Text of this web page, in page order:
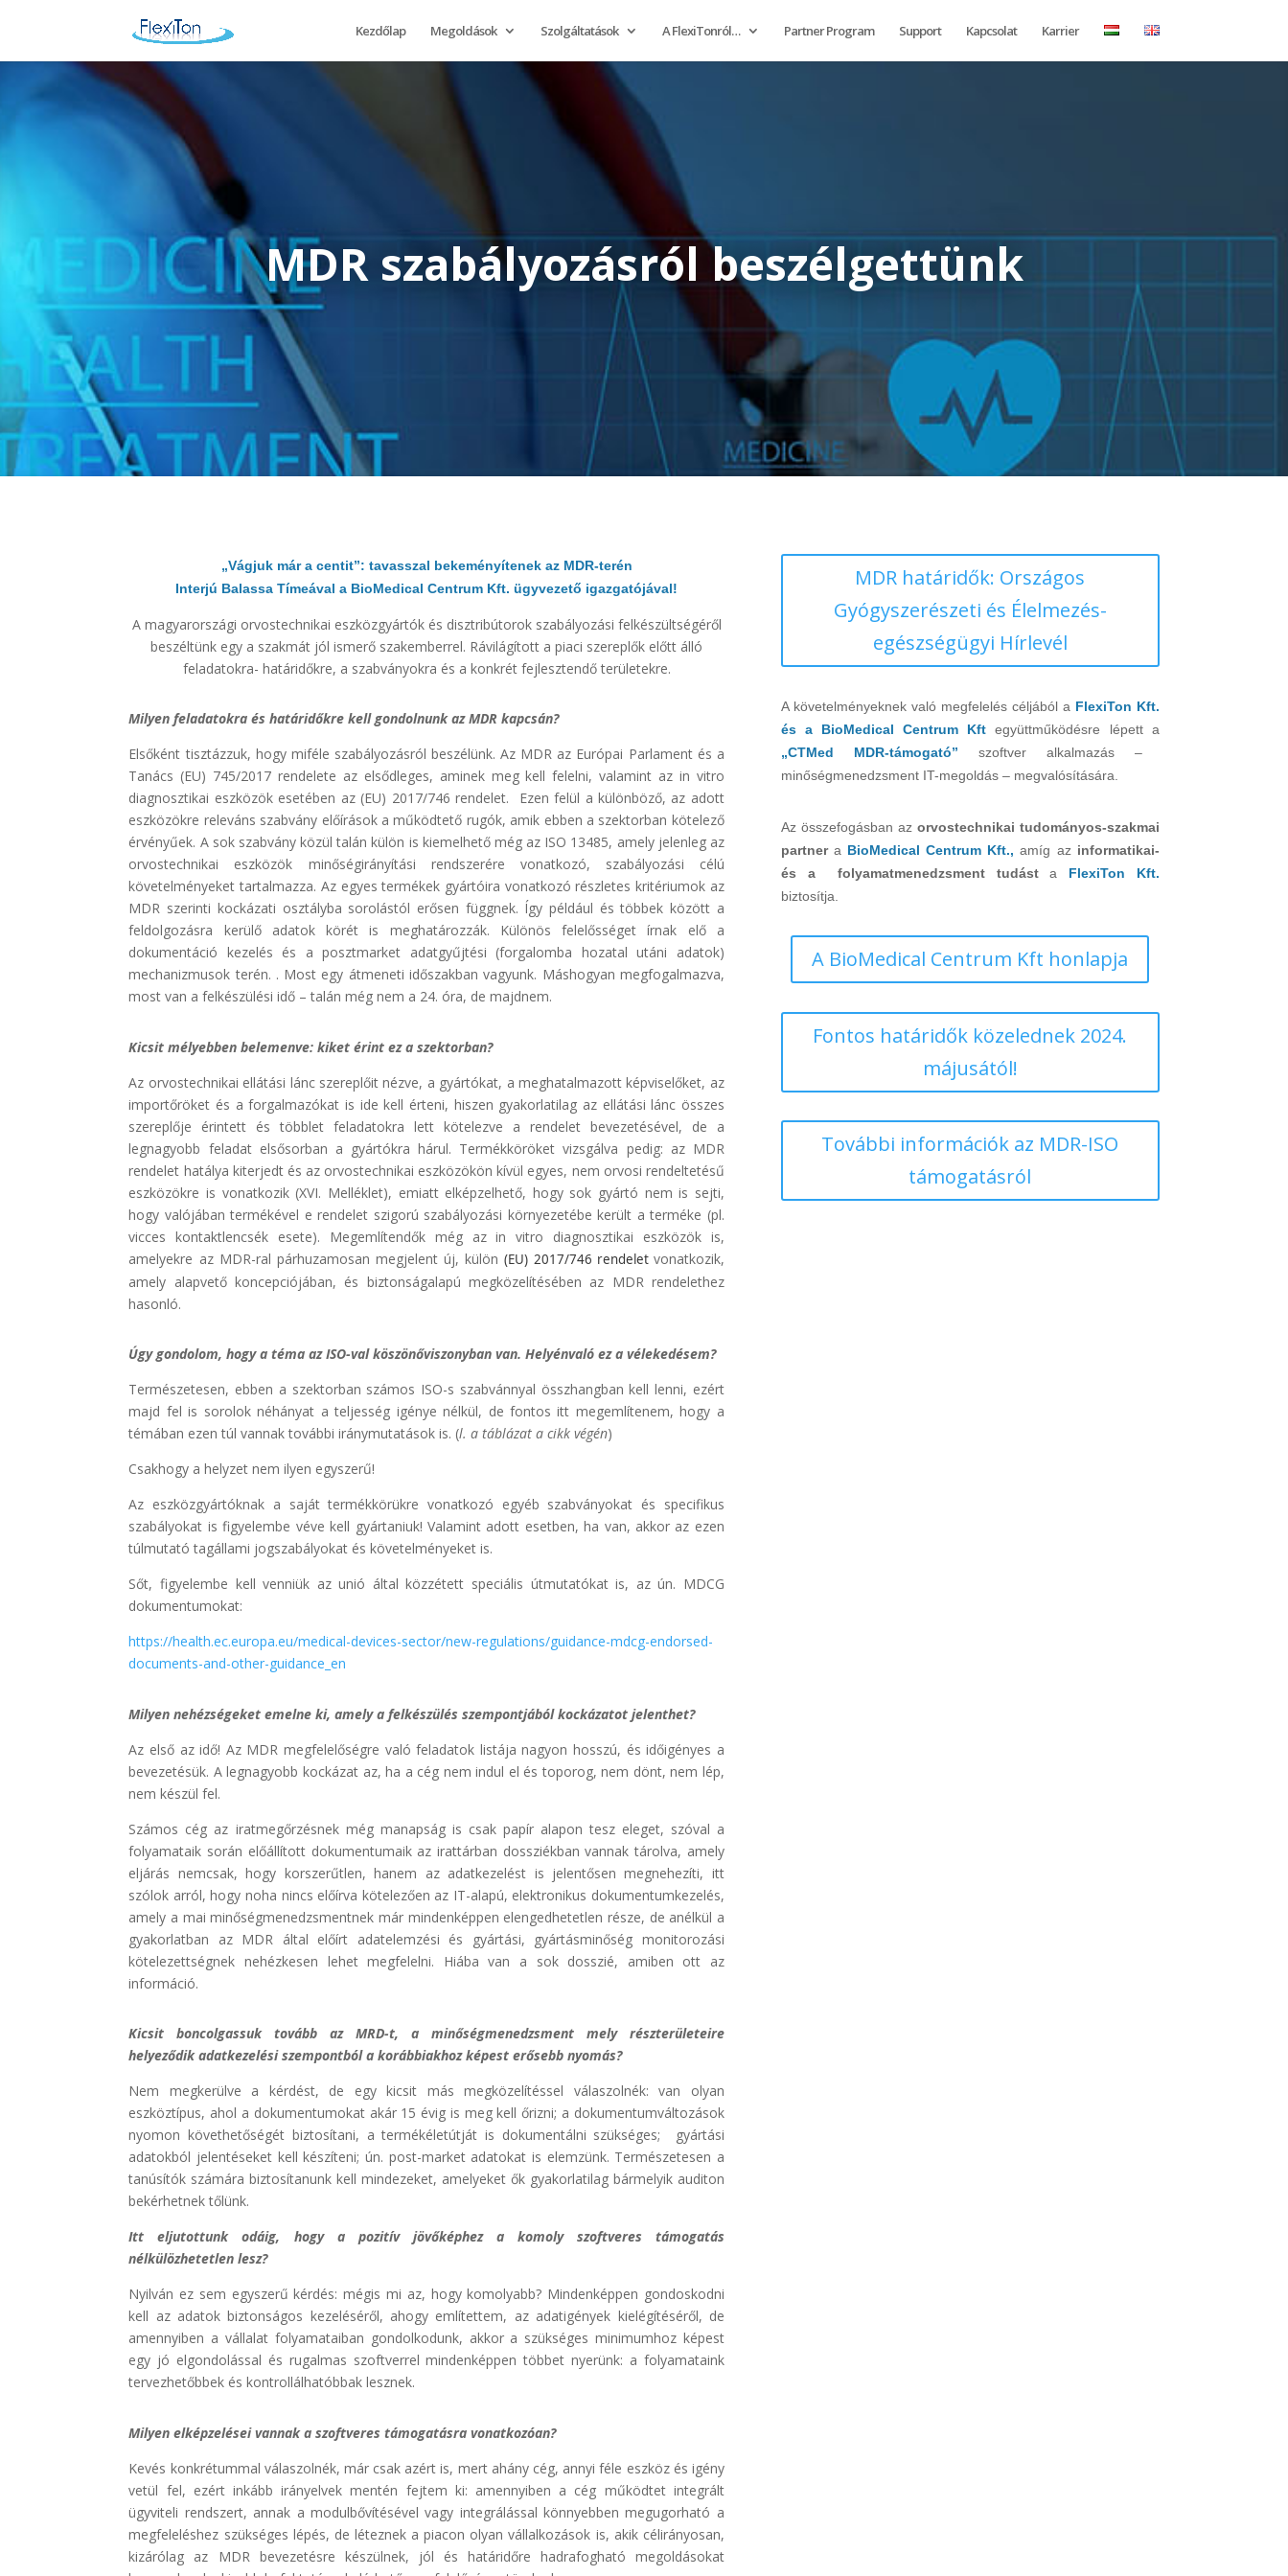
Kezdőlap Megoldások Szolgáltatások A FlexiTonról… Partner Program Support Kapcsolat Karrier
MDR szabályozásról beszélgettünk
„Vágjuk már a centit”: tavasszal bekeményítenek az MDR-terén
Interjú Balassa Tímeával a BioMedical Centrum Kft. ügyvezető igazgatójával!
A magyarországi orvostechnikai eszközgyártók és disztribútorok szabályozási felkészültségéről
beszéltünk egy a szakmát jól ismerő szakemberrel. Rávilágított a piaci szereplők előtt álló
feladatokra- határidőkre, a szabványokra és a konkrét fejlesztendő területekre.
Milyen feladatokra és határidőkre kell gondolnunk az MDR kapcsán?
Elsőként tisztázzuk, hogy miféle szabályozásról beszélünk. Az MDR az Európai Parlament és a
Tanács (EU) 745/2017 rendelete az elsődleges, aminek meg kell felelni, valamint az in vitro
diagnosztikai eszközök esetében az (EU) 2017/746 rendelet. Ezen felül a különböző, az adott
eszközökre releváns szabvány előírások a működtető rugók, amik ebben a szektorban kötelező
érvényűek. A sok szabvány közül talán külön is kiemelhető még az ISO 13485, amely jelenleg az
orvostechnikai eszközök minőségirányítási rendszerére vonatkozó, szabályozási célú
követelményeket tartalmazza. Az egyes termékek gyártóira vonatkozó részletes kritériumok az
MDR szerinti kockázati osztályba sorolástól erősen függnek. Így például és többek között a
feldolgozásra kerülő adatok körét is meghatározzák. Különös felelősséget írnak elő a
dokumentáció kezelés és a posztmarket adatgyűjtési (forgalomba hozatal utáni adatok)
mechanizmusok terén. . Most egy átmeneti időszakban vagyunk. Máshogyan megfogalmazva,
most van a felkészülési idő – talán még nem a 24. óra, de majdnem.
Kicsit mélyebben belemenve: kiket érint ez a szektorban?
Az orvostechnikai ellátási lánc szereplőit nézve, a gyártókat, a meghatalmazott képviselőket, az
importőröket és a forgalmazókat is ide kell érteni, hiszen gyakorlatilag az ellátási lánc összes
szereplője érintett és többlet feladatokra lett kötelezve a rendelet bevezetésével, de a
legnagyobb feladat elsősorban a gyártókra hárul. Termékköröket vizsgálva pedig: az MDR
rendelet hatálya kiterjedt és az orvostechnikai eszközökön kívül egyes, nem orvosi rendeltetésű
eszközökre is vonatkozik (XVI. Melléklet), emiatt elképzelhető, hogy sok gyártó nem is sejti,
hogy valójában termékével e rendelet szigorú szabályozási környezetébe került a terméke (pl.
vicces kontaktlencsék esete). Megemlítendők még az in vitro diagnosztikai eszközök is,
amelyekre az MDR-ral párhuzamosan megjelent új, külön(EU) 2017/746 rendelet vonatkozik,
amely alapvető koncepciójában, és biztonságalapú megközelítésében az MDR rendelethez
hasonló.
Úgy gondolom, hogy a téma az ISO-val köszönőviszonyban van. Helyénvaló ez a vélekedésem?
Természetesen, ebben a szektorban számos ISO-s szabvánnyal összhangban kell lenni, ezért
majd fel is sorolok néhányat a teljesség igénye nélkül, de fontos itt megemlítenem, hogy a
témában ezen túl vannak további iránymutatások is. (l. a táblázat a cikk végén)
Csakhogy a helyzet nem ilyen egyszerű!
Az eszközgyártóknak a saját termékkörükre vonatkozó egyéb szabványokat és specifikus
szabályokat is figyelembe véve kell gyártaniuk! Valamint adott esetben, ha van, akkor az ezen
túlmutató tagállami jogszabályokat és követelményeket is.
Sőt, figyelembe kell venniük az unió által közzétett speciális útmutatókat is, az ún. MDCG
dokumentumokat:
https://health.ec.europa.eu/medical-devices-sector/new-regulations/guidance-mdcg-endorsed-
documents-and-other-guidance_en
Milyen nehézségeket emelne ki, amely a felkészülés szempontjából kockázatot jelenthet?
Az első az idő! Az MDR megfelelőségre való feladatok listája nagyon hosszú, és időigényes a
bevezetésük. A legnagyobb kockázat az, ha a cég nem indul el és toporog, nem dönt, nem lép,
nem készül fel.
Számos cég az iratmegőrzésnek még manapság is csak papír alapon tesz eleget, szóval a
folyamataik során előállított dokumentumaik az irattárban dossziékban vannak tárolva, amely
eljárás nemcsak, hogy korszerűtlen, hanem az adatkezelést is jelentősen megnehezíti, itt
szólok arról, hogy noha nincs előírva kötelezően az IT-alapú, elektronikus dokumentumkezelés,
amely a mai minőségmenedzsmentnek már mindenképpen elengedhetetlen része, de anélkül a
gyakorlatban az MDR által előírt adatelemzési és gyártási, gyártásminőség monitorozási
kötelezettségnek nehézkesen lehet megfelelni. Hiába van a sok dosszié, amiben ott az
információ.
Kicsit boncolgassuk tovább az MRD-t, a minőségmenedzsment mely részterületeire
helyeződik adatkezelési szempontból a korábbiakhoz képest erősebb nyomás?
Nem megkerülve a kérdést, de egy kicsit más megközelítéssel válaszolnék: van olyan
eszköztípus, ahol a dokumentumokat akár 15 évig is meg kell őrizni; a dokumentumváltozások
nyomon követhetőségét biztosítani, a termékéletútját is dokumentálni szükséges; gyártási
adatokból jelentéseket kell készíteni; ún. post-market adatokat is elemzünk. Természetesen a
tanúsítók számára biztosítanunk kell mindezeket, amelyeket ők gyakorlatilag bármelyik auditon
bekérhetnek tőlünk.
Itt eljutottunk odáig, hogy a pozitív jövőképhez a komoly szoftveres támogatás
nélkülözhetetlen lesz?
Nyilván ez sem egyszerű kérdés: mégis mi az, hogy komolyabb? Mindenképpen gondoskodni
kell az adatok biztonságos kezeléséről, ahogy említettem, az adatigények kielégítéséről, de
amennyiben a vállalat folyamataiban gondolkodunk, akkor a szükséges minimumhoz képest
egy jó elgondolással és rugalmas szoftverrel mindenképpen többet nyerünk: a folyamataink
tervezhetőbbek és kontrollálhatóbbak lesznek.
Milyen elképzelései vannak a szoftveres támogatásra vonatkozóan?
Kevés konkrétummal válaszolnék, már csak azért is, mert ahány cég, annyi féle eszköz és igény
vetül fel, ezért inkább irányelvek mentén fejtem ki: amennyiben a cég működtet integrált
ügyviteli rendszert, annak a modulbővítésével vagy integrálással könnyebben megugorható a
megfeleléshez szükséges lépés, de léteznek a piacon olyan vállalkozások is, akik célirányosan,
kizárólag az MDR bevezetésre készülnek, jól és határidőre hadrafogható megoldásokat
MDR határidők: Országos
Gyógyszerészeti és Élelmezés-
egészségügyi Hírlevél
A követelményeknek való megfelelés céljából a FlexiTon Kft.
és a BioMedical Centrum Kftegyüttműködésre lépett a
„CTMed MDR-támogató”szoftver alkalmazás –
minőségmenedzsment IT-megoldás – megvalósítására.
Az összefogásban azorvostechnikai tudományos-szakmai
partnera BioMedical Centrum Kft.,amíg az informatikai-
és a folyamatmenedzsment tudásta FlexiTon Kft.
biztosítja.
A BioMedical Centrum Kft honlapja
Fontos határidők közelednek 2024.
májusától!
További információk az MDR-ISO
támogatásról